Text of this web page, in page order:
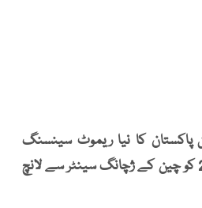
پاکستان کا نیا ریموٹ سینسنگ
سیٹلائٹ 31 جولائی 2025 کو چین کے ژچانگ سینٹر سے لانچ